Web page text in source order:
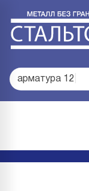
арматура 1 |